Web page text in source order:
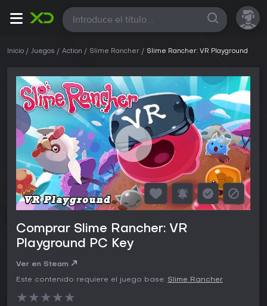
Todas
Inicio Juegos Action Slime Rancher Slime Rancher: VR Playground
Comprar Slime Rancher: VR
Playground PC Key
Ver en Steam
Este contenido requiere el juego base: Slime Rancher
★★★★★